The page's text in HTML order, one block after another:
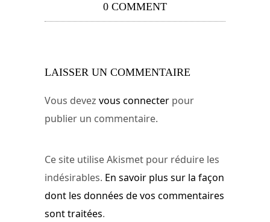
0 COMMENT
LAISSER UN COMMENTAIRE
Vous devez vous connecter pour
publier un commentaire.
Ce site utilise Akismet pour réduire les
indésirables. En savoir plus sur la façon
dont les données de vos commentaires
sont traitées.